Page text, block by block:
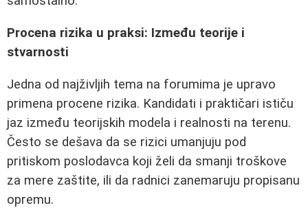
Procena rizika u praksi: Između teorije i
stvarnosti
Jedna od najživljih tema na forumima je upravo
primena procene rizika. Kandidati i praktičari ističu
jaz između teorijskih modela i realnosti na terenu.
Često se dešava da se rizici umanjuju pod
pritiskom poslodavca koji želi da smanji troškove
za mere zaštite, ili da radnici zanemaruju propisanu
opremu.